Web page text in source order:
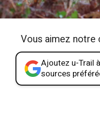
Vous aimez notre
Ajoutez u-Trail
sources